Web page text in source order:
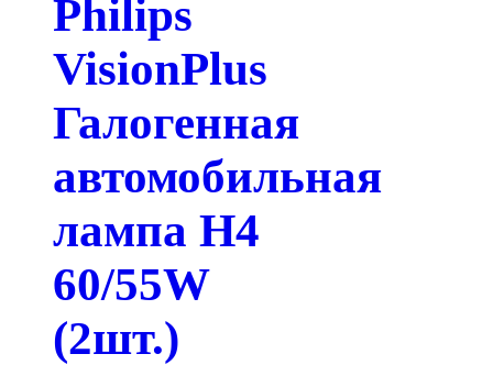
Philips
VisionPlus
Галогенная
автомобильная
лампа H4
60/55W
(2шт.)